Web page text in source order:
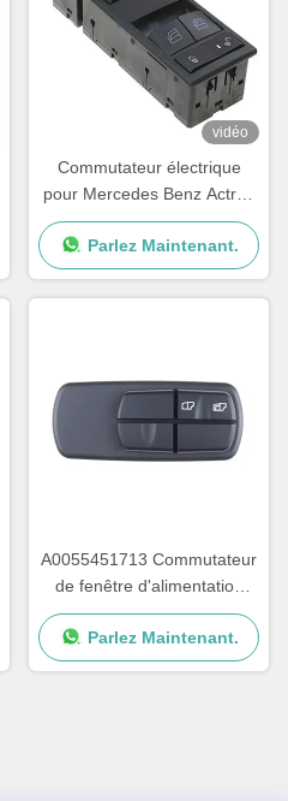
vidéo
Commutateur électrique
pour Mercedes Benz Actros
MP4
Parlez Maintenant.
A0055451713 Commutateur
de fenêtre d'alimentation
Pour le camion Mercedes
Benz OEM A0035450113
A0025450113
Parlez Maintenant.